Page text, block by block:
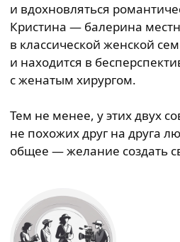
и вдохновляться
Кристина — балерина
в классической женской
и находится в
с женатым хирургом.
Тем не менее, у этих двух
не похожих друг на друга
общее — желание создать